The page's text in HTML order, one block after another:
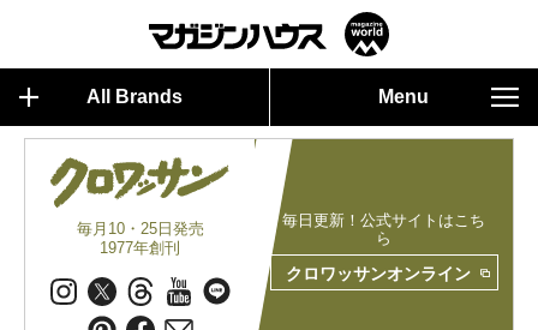
All Brands Menu
毎月10・25日発売
1977年創刊
毎日更新！公式サイトはこち
ら
クロワッサンオンライン